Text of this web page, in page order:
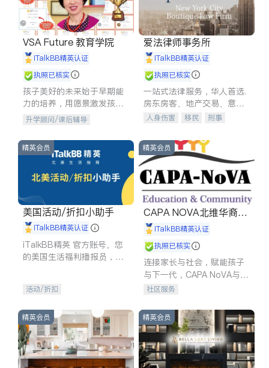
VSA Future 教育学院
iTalkBB精英认证
执照已核实
孩子美好的未来始于早期能
力的培养，用愿景激发孩子
的学习潜力和动力。理念：
拥有成长型心态是成功的基
石。
升学顾问/课后辅导
爱法律师事务所
iTalkBB精英认证
执照已核实
一站式法律服务，华人首选.
房东房客、地产交易、意外
伤害、车祸重伤、商业诉
建筑合同、刑事案件全包办
人身伤害 移民
刑事
信托/遗嘱
商业
索赔
律师-其它 保释
精英会员
美国活动/折扣小助手
iTalkBB精英认证
iTalkBB精英 官方账号。您
的美国生活福利播报员，精
专属福利。
活动/折扣
精英会员
CAPA NOVA北维华裔家
长会iTalkBB精英认证
执照已核实
连接家长与社会，赋能孩子
与下一代，CAPA NoVA与您
携手建设包容、公平、充满
社区服务
精英会员 精英会员